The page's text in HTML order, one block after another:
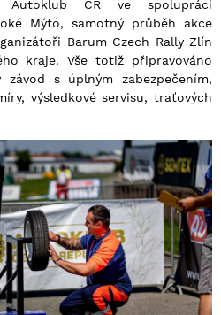
Autoklub ČR ve spolupráci
Mýto, samotný průběh akce
Barum Czech Rally Zlín
kraje. Vše totiž připravováno
s úplným zabezpečením,
výsledkové servisu, traťových